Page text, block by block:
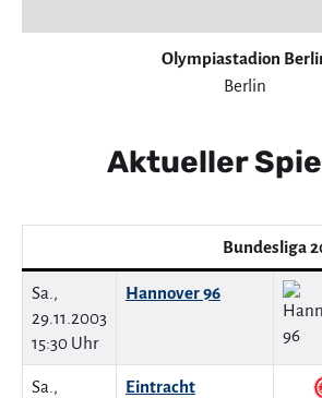
Olympiastadion
Berlin
Aktueller
Bundesliga
Sa.,
29.11.2003
15:30 Uhr
Hannover 96
Sa.,
Eintracht